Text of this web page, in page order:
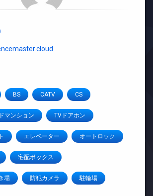
BS CATV CS
マンション TVドアホン
エレベーター オートロック
宅配ボックス
場 防犯カメラ 駐輪場